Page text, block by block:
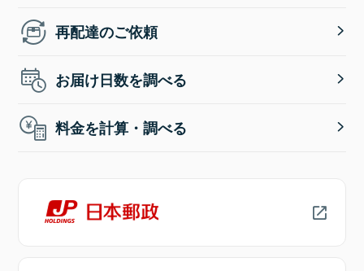
再配達のご依頼
お届け日数を調べる
料金を計算・調べる